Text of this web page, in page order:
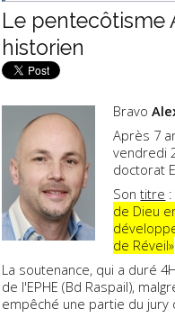
Le pentecôtisme
historien
Bravo
Après 7
vendredi
doctorat
Sontitre :
de Dieu
de Réveil»
La soutenance, qui a duré
de l'EPHE (Bd Raspail),
empêché une partie du